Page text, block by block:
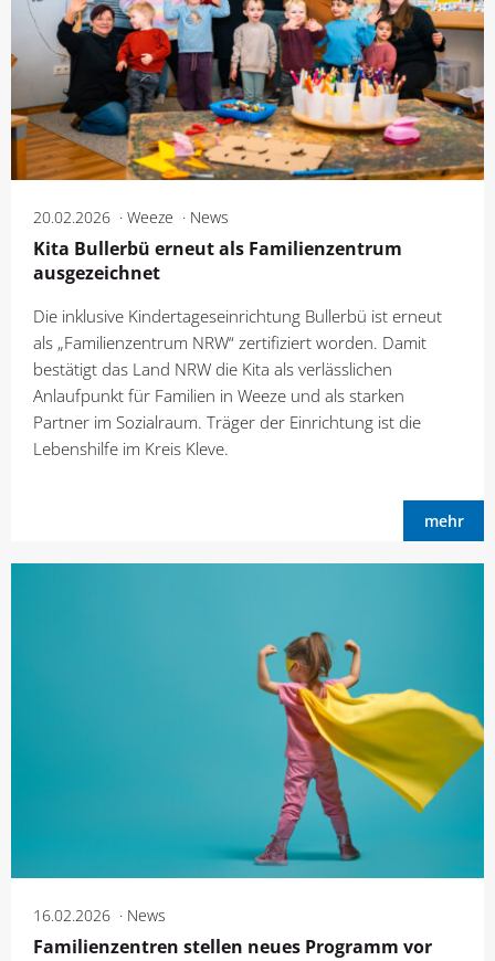
20.02.2026 Weeze News
Kita Bullerbü erneut als Familienzentrum
ausgezeichnet
Die inklusive Kindertageseinrichtung Bullerbü ist erneut
als „Familienzentrum NRW“ zertifiziert worden. Damit
bestätigt das Land NRW die Kita als verlässlichen
Anlaufpunkt für Familien in Weeze und als starken
Partner im Sozialraum. Träger der Einrichtung ist die
Lebenshilfe im Kreis Kleve.
mehr
16.02.2026 News
Familienzentren stellen neues Programm vor